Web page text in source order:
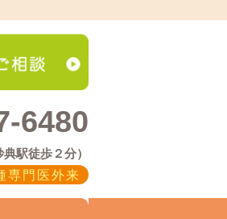
6480
典駅徒歩２分）
専門医外来
保証